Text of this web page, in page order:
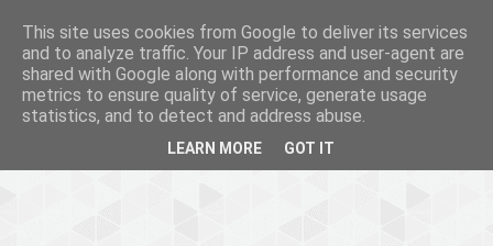
This site uses cookies from Google to deliver its services
and to analyze traffic. Your IP address and user-agent are
shared with Google along with performance and security
metrics to ensure quality of service, generate usage
statistics, and to detect and address abuse.
LEARN MORE GOT IT